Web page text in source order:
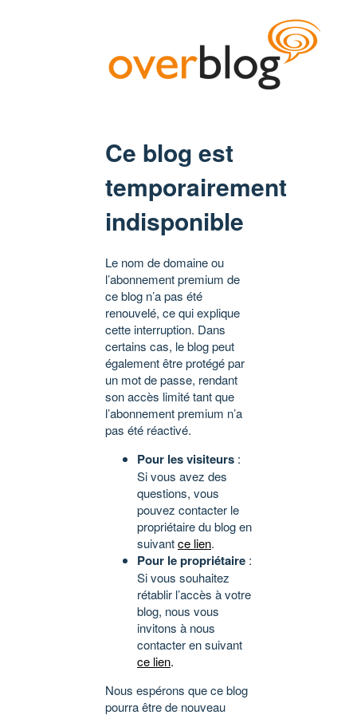
Ce blog est
temporairement
indisponible
Le nom de domaine ou
l’abonnement premium de
ce blog n’a pas été
renouvelé, ce qui explique
cette interruption. Dans
certains cas, le blog peut
également être protégé par
un mot de passe, rendant
son accès limité tant que
l’abonnement premium n’a
pas été réactivé.
Pour les visiteurs :
Si vous avez des
questions, vous
pouvez contacter le
propriétaire du blog en
suivantce lien.
Pour le propriétaire :
Si vous souhaitez
rétablir l’accès à votre
blog, nous vous
invitons à nous
contacter en suivant
ce lien.
Nous espérons que ce blog
pourra être de nouveau